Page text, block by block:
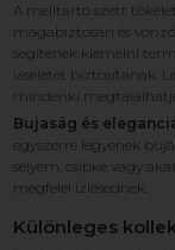
A melltartó szett
magabiztosan és
segítenek kiemelni
viseletet biztosítanak.
mindenki
Bujaság és
egyszerre legyenek
selyem, csipke vagy
megfelel ízlésednek.
Különleges